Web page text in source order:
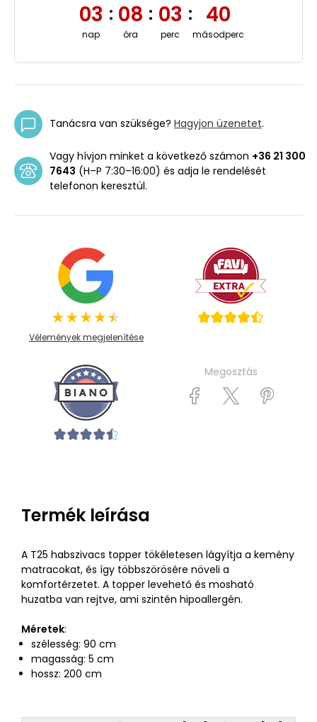
03
nap
: 08
óra
: 03
perc
: 40
másodperc
Tanácsra van szüksége? Hagyjon üzenetet.
Vagy hívjon minket a következő számon +36 21 300
7643 (H–P 7:30–16:00) és adja le rendelését
telefonon keresztül.
Vélemények megjelenítése
Megosztás
Termék leírása
A T25 habszivacs topper tökéletesen lágyítja a kemény
matracokat, és így többszörösére növeli a
komfortérzetet. A topper levehető és mosható
huzatba van rejtve, ami szintén hipoallergén.
Méretek:
szélesség: 90 cm
magasság: 5 cm
hossz: 200 cm